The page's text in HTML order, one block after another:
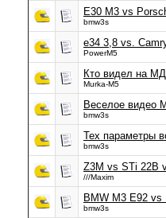
E30 M3 vs
bmw3s
е34 3,8 vs.
PowerM5
Кто видел на
Murka-M5
Веселое видео
bmw3s
Тех параметры
bmw3s
Z3M vs STi 22B
///Maxim
BMW M3 E92 vs
bmw3s